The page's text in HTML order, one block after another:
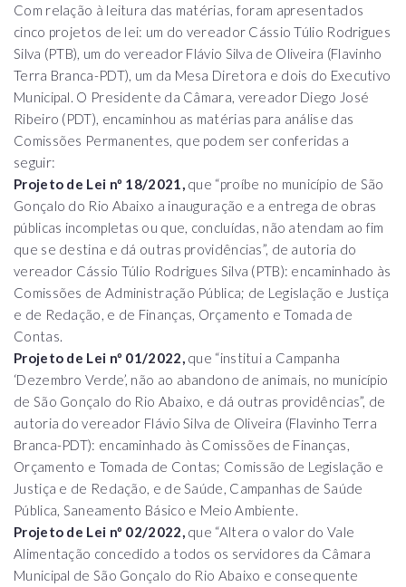
Com relação à leitura das matérias, foram apresentados
cinco projetos de lei: um do vereador Cássio Túlio Rodrigues
Silva (PTB), um do vereador Flávio Silva de Oliveira (Flavinho
Terra Branca-PDT), um da Mesa Diretora e dois do Executivo
Municipal. O Presidente da Câmara, vereador Diego José
Ribeiro (PDT), encaminhou as matérias para análise das
Comissões Permanentes, que podem ser conferidas a
seguir:
Projeto de Lei nº 18/2021,que “proíbe no município de São
Gonçalo do Rio Abaixo a inauguração e a entrega de obras
públicas incompletas ou que, concluídas, não atendam ao fim
que se destina e dá outras providências”, de autoria do
vereador Cássio Túlio Rodrigues Silva (PTB): encaminhado às
Comissões de Administração Pública; de Legislação e Justiça
e de Redação, e de Finanças, Orçamento e Tomada de
Contas.
Projeto de Lei nº 01/2022, que “institui a Campanha
‘Dezembro Verde’, não ao abandono de animais, no município
de São Gonçalo do Rio Abaixo, e dá outras providências”, de
autoria do vereador Flávio Silva de Oliveira (Flavinho Terra
Branca-PDT): encaminhado às Comissões de Finanças,
Orçamento e Tomada de Contas; Comissão de Legislação e
Justiça e de Redação, e de Saúde, Campanhas de Saúde
Pública, Saneamento Básico e Meio Ambiente.
Projeto de Lei nº 02/2022,que “Altera o valor do Vale
Alimentação concedido a todos os servidores da Câmara
Municipal de São Gonçalo do Rio Abaixo e consequente